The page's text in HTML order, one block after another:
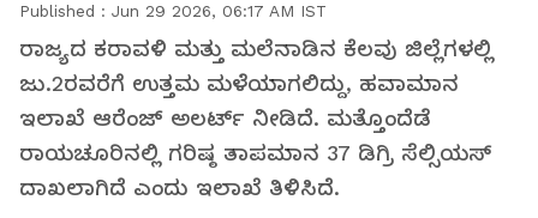
Published : Jun 29 2026, 06:17 AM IST
ರಾಜ್ಯದ ಕರಾವಳಿ ಮತ್ತು ಮಲೆನಾಡಿನ ಕೆಲವು ಜಿಲ್ಲೆಗಳಲ್ಲಿ
ಜು.2ರವರೆಗೆ ಉತ್ತಮ ಮಳೆಯಾಗಲಿದ್ದು, ಹವಾಮಾನ
ಇಲಾಖೆ ಆರೆಂಜ್ ಅಲರ್ಟ್ ನೀಡಿದೆ. ಮತ್ತೊಂದೆಡೆ
ರಾಯಚೂರಿನಲ್ಲಿ ಗರಿಷ್ಠ ತಾಪಮಾನ 37 ಡಿಗ್ರಿ ಸೆಲ್ಸಿಯಸ್
ದಾಖಲಾಗಿದೆ ಎಂದು ಇಲಾಖೆ ತಿಳಿಸಿದೆ.